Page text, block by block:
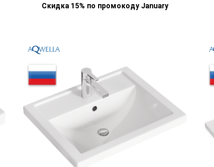
Скидка 15% по промокоду January